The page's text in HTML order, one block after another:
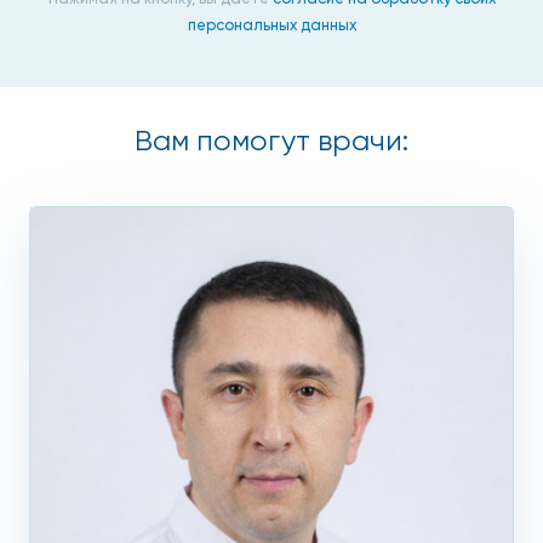
Для улучшения визуализации образований или сосудистых
Стоит КТ гортани на Профсоюзной недорого, что весьма
небольшая стоимость КТ
гортани на Профсоюзной
Достоверность обнаружения заболеваний гортани
напрямую связана с уровнем компетентности
специалистов и возможностями томографов. Если вы еще
не определились, где сделать КТ гортани, на
Профсоюзной исследование выполнят замечательные
врачи, работающие с применением МСКТ-оборудования.
персональных данных
Вам помогут врачи: